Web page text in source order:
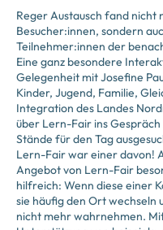
Reger Austausch fand nicht
Besucher:innen, sondern
Teilnehmer:innen der
Eine ganz besondere
Gelegenheit mit Josefine
Kinder, Jugend, Familie,
Integration des Landes
über Lern-Fair ins
Stände für den Tag
Lern-Fair war einer davon!
Angebot von Lern-Fair
hilfreich: Wenn diese einer
sie häufig den Ort wechseln
nicht mehr wahrnehmen.